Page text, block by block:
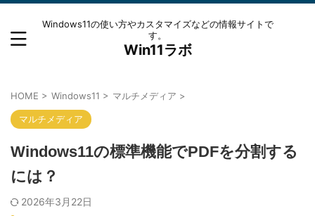
Windows11の使い方やカスタマイズなどの情報サイトで
す。
Win11ラボ
HOME > Windows11 > マルチメディア >
マルチメディア
Windows11の標準機能でPDFを分割する
には？
2026年3月22日